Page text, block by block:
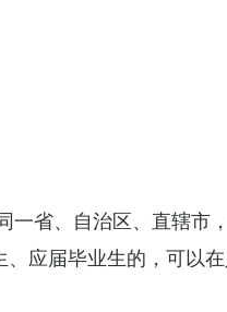
一省、自治区、直辖市
应届毕业生的，可以